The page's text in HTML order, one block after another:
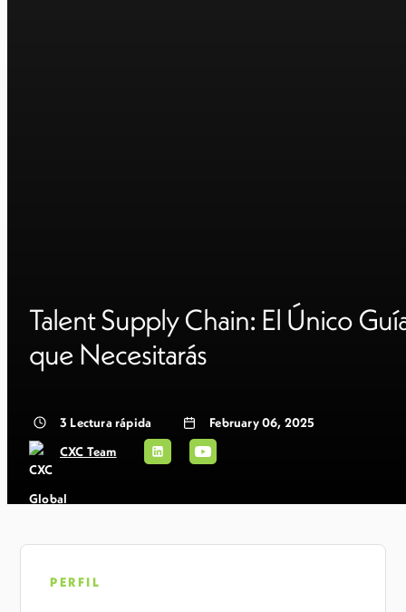
Talent Supply Chain: El Único
que Necesitarás
3 Lectura rápida
February 06, 2025
CXC Team
PERFIL